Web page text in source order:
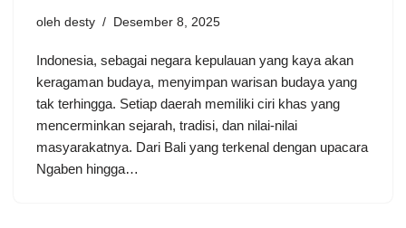
oleh desty Desember 8, 2025
Indonesia, sebagai negara kepulauan yang kaya akan
keragaman budaya, menyimpan warisan budaya yang
tak terhingga. Setiap daerah memiliki ciri khas yang
mencerminkan sejarah, tradisi, dan nilai-nilai
masyarakatnya. Dari Bali yang terkenal dengan upacara
Ngaben hingga…